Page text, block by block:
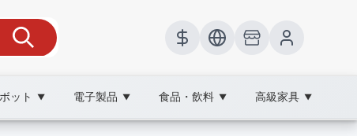
ット ▼ 電子製品 ▼ 食品・飲料 ▼ 高級家具 ▼